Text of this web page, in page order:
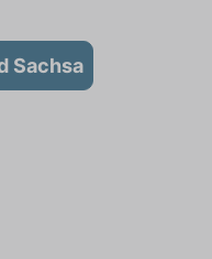
Sachsa